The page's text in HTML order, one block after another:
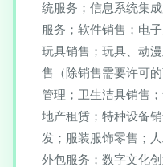
统服务；信息系统集
服务；软件销售；电
玩具销售；玩具、动
售（除销售需要许可
管理；卫生洁具销售
地产租赁；特种设备
发；服装服饰零售；
外包服务；数字文化